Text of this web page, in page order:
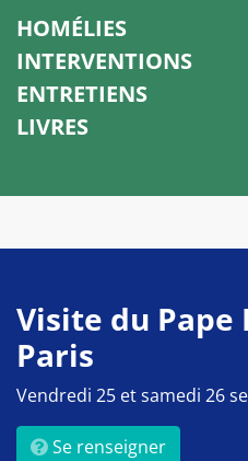
HOMÉLIES
INTERVENTIONS
ENTRETIENS
LIVRES
Visite du Pape
Paris
Vendredi 25 et samedi 26
Se renseigner